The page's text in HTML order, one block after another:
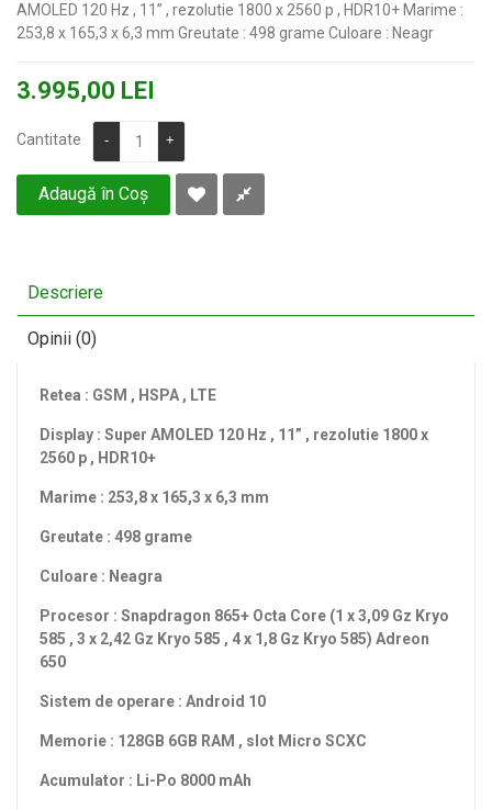
AMOLED 120 Hz , 11” , rezolutie 1800 x 2560 p , HDR10+ Marime :
253,8 x 165,3 x 6,3 mm Greutate : 498 grame Culoare : Neagr
3.995,00 LEI
Cantitate - +
Adaugă în Coş
Descriere
Opinii (0)
Retea : GSM , HSPA , LTE
Display : Super AMOLED 120 Hz , 11” , rezolutie 1800 x
2560 p , HDR10+
Marime : 253,8 x 165,3 x 6,3 mm
Greutate : 498 grame
Culoare : Neagra
Procesor : Snapdragon 865+ Octa Core (1 x 3,09 Gz Kryo
585 , 3 x 2,42 Gz Kryo 585 , 4 x 1,8 Gz Kryo 585) Adreon
650
Sistem de operare : Android 10
Memorie : 128GB 6GB RAM , slot Micro SCXC
Acumulator : Li-Po 8000 mAh